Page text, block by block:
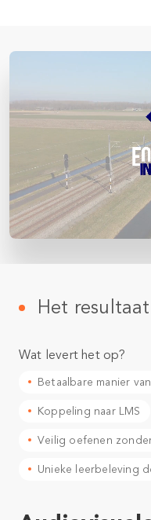
Het resultaat
Wat levert het op?
Betaalbare manier
Koppeling naar LMS
Veilig oefenen
Unieke leerbeleving